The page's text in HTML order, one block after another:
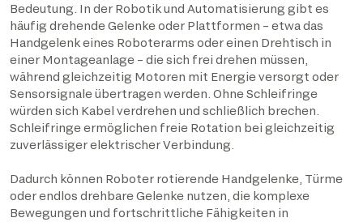
Bedeutung. In der Robotik und Automatisierung gibt es
häufig drehende Gelenke oder Plattformen – etwa das
Handgelenk eines Roboterarms oder einen Drehtisch in
einer Montageanlage – die sich frei drehen müssen,
während gleichzeitig Motoren mit Energie versorgt oder
Sensorsignale übertragen werden. Ohne Schleifringe
würden sich Kabel verdrehen und schließlich brechen.
Schleifringe ermöglichen freie Rotation bei gleichzeitig
zuverlässiger elektrischer Verbindung.
Dadurch können Roboter rotierende Handgelenke, Türme
oder endlos drehbare Gelenke nutzen, die komplexe
Bewegungen und fortschrittliche Fähigkeiten in